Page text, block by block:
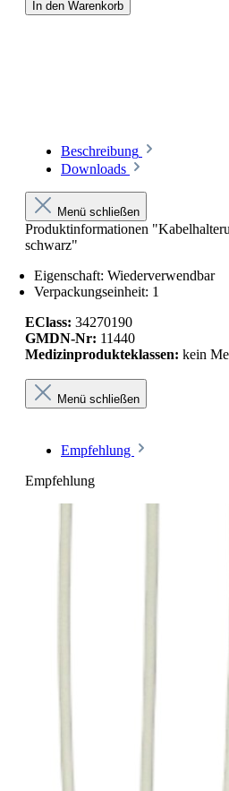
In den Warenkorb
Beschreibung
Downloads
Menü schließen
Produktinformationen
schwarz"
Eigenschaft: Wiederverwendbar
Verpackungseinheit: 1
EClass: 34270190
GMDN-Nr: 11440
Medizinprodukteklassen: kein
Menü schließen
Empfehlung
Empfehlung